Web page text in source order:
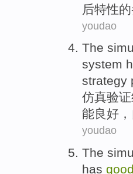
后特性
youdao
The
system
strategy
仿真验证
能良好，
youdao
The
has good